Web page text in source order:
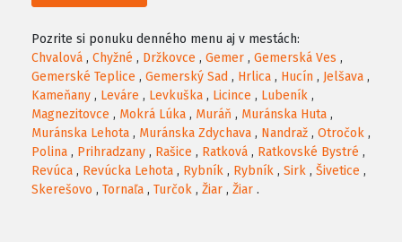
Pozrite si ponuku denného menu aj v mestách:
Chvalová , Chyžné , Držkovce , Gemer , Gemerská Ves ,
Gemerské Teplice , Gemerský Sad , Hrlica , Hucín , Jelšava ,
Kameňany , Leváre , Levkuška , Licince , Lubeník ,
Magnezitovce , Mokrá Lúka , Muráň , Muránska Huta ,
Muránska Lehota , Muránska Zdychava , Nandraž , Otročok ,
Polina , Prihradzany , Rašice , Ratková , Ratkovské Bystré ,
Revúca , Revúcka Lehota , Rybník , Rybník , Sirk , Šivetice ,
Skerešovo , Tornaľa , Turčok , Žiar , Žiar .